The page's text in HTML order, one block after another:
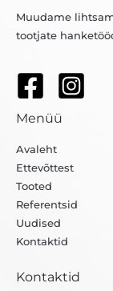
Muudame
tootjate
Menüü
Avaleht
Ettevõttest
Tooted
Referentsid
Uudised
Kontaktid
Kontaktid